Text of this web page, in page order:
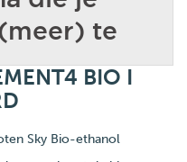
BIO I
Sky Bio-ethanol